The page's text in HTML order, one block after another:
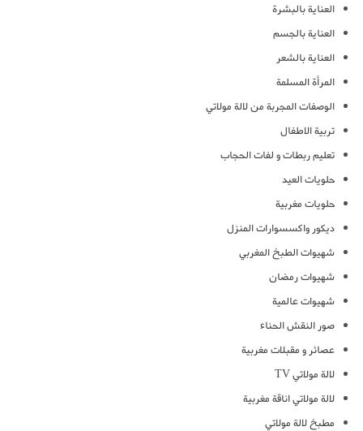
العناية بالبشرة
العناية بالجسم
العناية بالشعر
المرأة المسلمة
الوصفات المجربة من لالة مولاتي
تربية الاطفال
تعليم ربطات و لفات الحجاب
حلويات العيد
حلويات مغربية
ديكور واكسسوارات المنزل
شهيوات الطبخ المغربي
شهيوات رمضان
شهيوات عالمية
صور النقش الحناء
عصائر و مقبلات مغربية
لالة مولاتي TV
لالة مولاتي اناقة مغربية
مطبخ لالة مولاتي